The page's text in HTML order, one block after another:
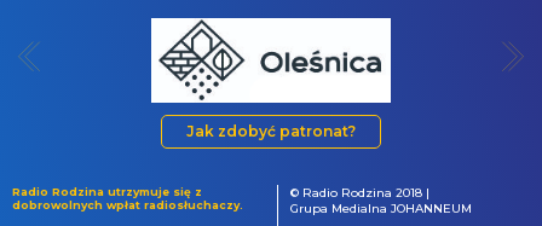
Jak zdobyć patronat?
Radio Rodzina utrzymuje się z
dobrowolnych wpłat radiosłuchaczy.
© Radio Rodzina 2018 |
Grupa Medialna JOHANNEUM